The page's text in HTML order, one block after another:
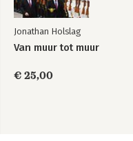
Jonathan Holslag
Van muur tot muur
€ 25,00